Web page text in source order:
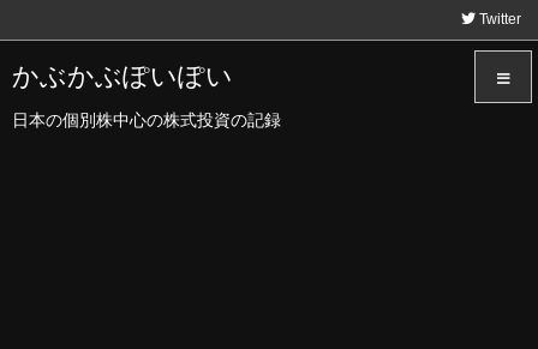
かぶかぶぽいぽい
日本の個別株中心の株式投資の記録
Twitter